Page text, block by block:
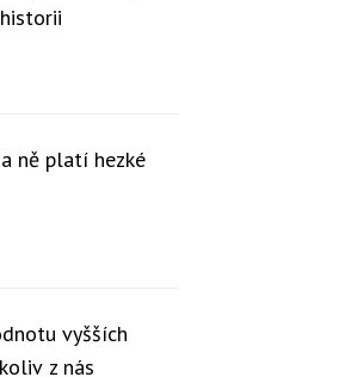
ně platí hezké
vyšších
z nás